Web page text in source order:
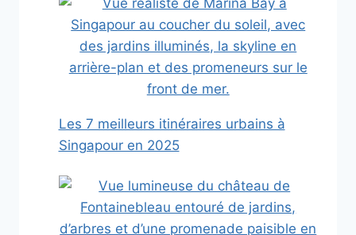
Les 7 meilleurs itinéraires urbains à
Singapour en 2025